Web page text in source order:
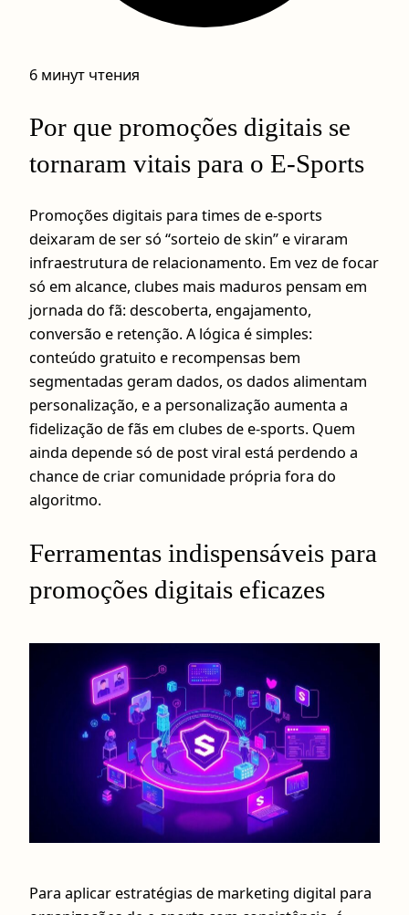
6 минут чтения
Por que promoções digitais se
tornaram vitais para o E-Sports
Promoções digitais para times de e-sports
deixaram de ser só “sorteio de skin” e viraram
infraestrutura de relacionamento. Em vez de focar
só em alcance, clubes mais maduros pensam em
jornada do fã: descoberta, engajamento,
conversão e retenção. A lógica é simples:
conteúdo gratuito e recompensas bem
segmentadas geram dados, os dados alimentam
personalização, e a personalização aumenta a
fidelização de fãs em clubes de e-sports. Quem
ainda depende só de post viral está perdendo a
chance de criar comunidade própria fora do
algoritmo.
Ferramentas indispensáveis para
promoções digitais eficazes
Para aplicar estratégias de marketing digital para